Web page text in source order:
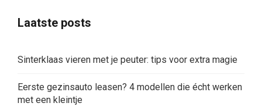
Laatste posts
Sinterklaas vieren met je peuter: tips voor extra magie
Eerste gezinsauto leasen? 4 modellen die écht werken
met een kleintje